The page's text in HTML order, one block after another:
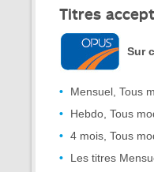
Titres
Sur
Mensuel, Tous
Hebdo, Tous
4 mois, Tous
Les titres